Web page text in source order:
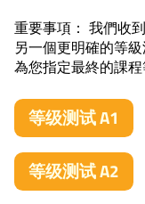
重要事項： 我們收
另一個更明確的等
為您指定最終的課程
等级测试 A1
等级测试 A2